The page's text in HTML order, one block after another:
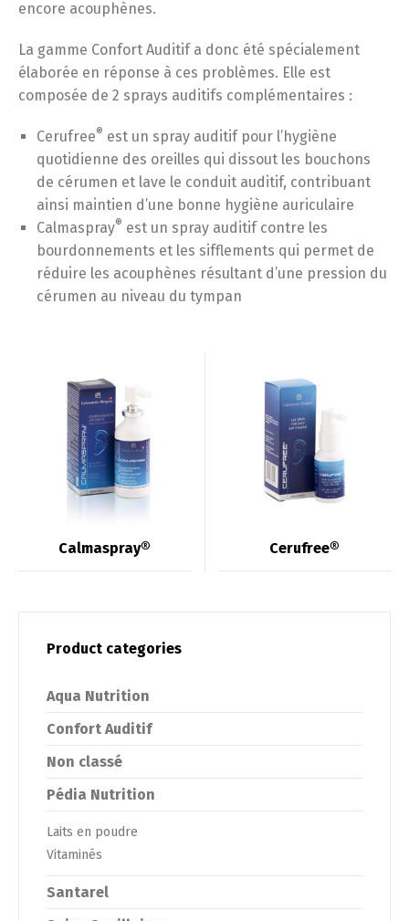
encore acouphènes.
La gamme Confort Auditif a donc été spécialement
élaborée en réponse à ces problèmes. Elle est
composée de 2 sprays auditifs complémentaires :
Cerufree® est un spray auditif pour l’hygiène
quotidienne des oreilles qui dissout les bouchons
de cérumen et lave le conduit auditif, contribuant
ainsi maintien d’une bonne hygiène auriculaire
Calmaspray® est un spray auditif contre les
bourdonnements et les sifflements qui permet de
réduire les acouphènes résultant d’une pression du
cérumen au niveau du tympan
Calmaspray® Cerufree®
Product categories
Aqua Nutrition
Confort Auditif
Non classé
Pédia Nutrition
Laits en poudre
Vitaminés
Santarel